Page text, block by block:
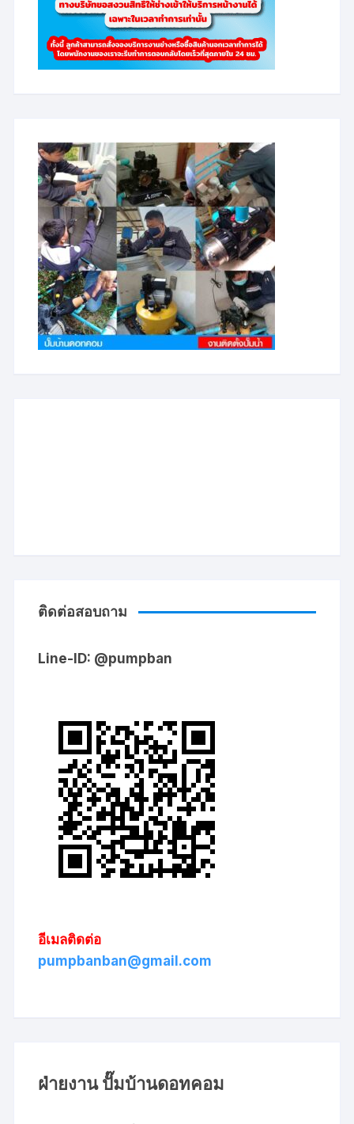
ติดต่อสอบถาม
Line-ID: @pumpban
อีเมลติดต่อ
pumpbanban@gmail.com
ฝ่ายงาน ปั๊มบ้านดอทคอม